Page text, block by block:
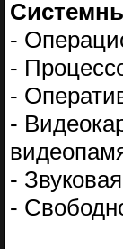
-
-
-
-
-
-